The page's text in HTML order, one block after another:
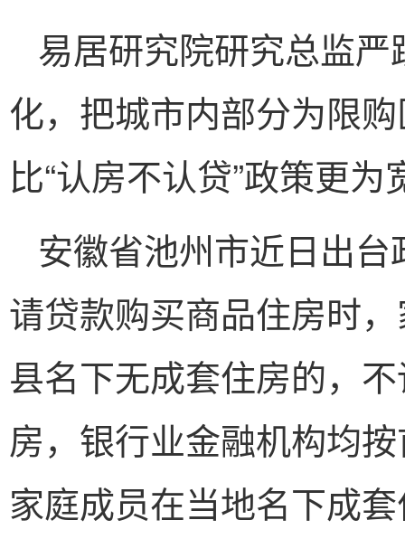
易居研究院研究总监
化，把城市内部分为限
比“认房不认贷”政策更为
安徽省池州市近日出
请贷款购买商品住房时
县名下无成套住房的，
房，银行业金融机构均
家庭成员在当地名下成